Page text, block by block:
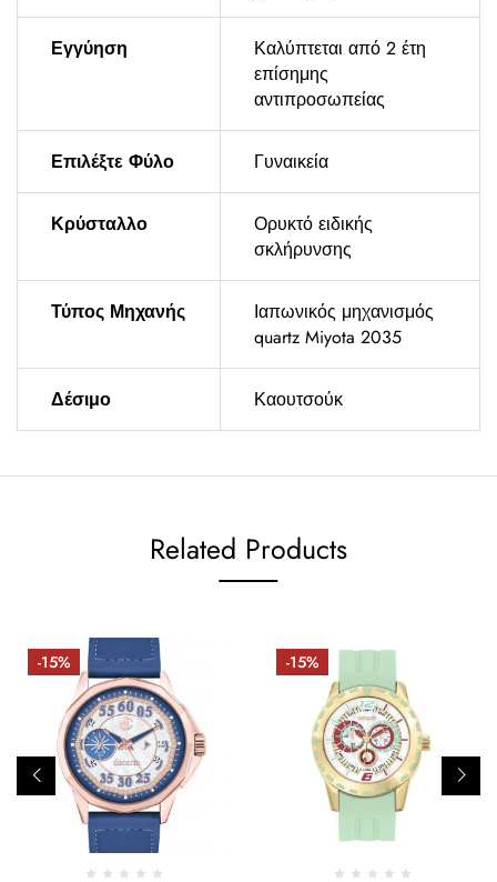
Εγγύηση
Καλύπτεται από 2 έτη
επίσημης
αντιπροσωπείας
Επιλέξτε Φύλο Γυναικεία
Κρύσταλλο
Ορυκτό ειδικής
σκλήρυνσης
Τύπος Μηχανής
Ιαπωνικός μηχανισμός
quartz Miyota 2035
Δέσιμο Καουτσούκ
Related Products
-15% -15%